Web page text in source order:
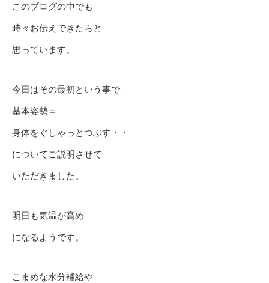
このブログの中でも
時々お伝えできたらと
思っています。
今日はその最初という事で
基本姿勢＝
身体をぐしゃっとつぶす・・
についてご説明させて
いただきました。
明日も気温が高め
になるようです。
こまめな水分補給や